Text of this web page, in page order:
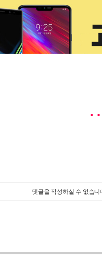
댓글을 작성하실 수 없습니